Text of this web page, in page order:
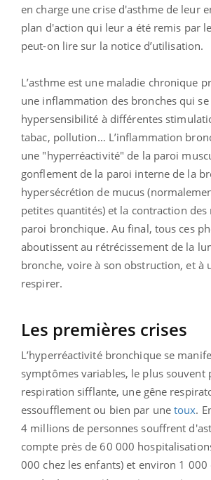
en charge une crise d'asthme de leur
plan d'action qui leur a été remis par
peut-on lire sur la notice d’utilisation.
L’asthme est une maladie chronique
une inflammation des bronches qui
hypersensibilité à différentes
tabac, pollution… L’inflammation
une "hyperréactivité" de la paroi
gonflement de la paroi interne de la
hypersécrétion de mucus
petites quantités) et la contraction des
paroi bronchique. Au final, tous ces
aboutissent au rétrécissement de la
bronche, voire à son obstruction, et à
respirer.
Les premières crises
L’hyperréactivité bronchique se
symptômes variables, le plus souvent
respiration sifflante, une gêne
essoufflement ou bien par unetoux.
4 millions de personnes souffrent
compte près de 60 000
000 chez les enfants) et environ 1 000